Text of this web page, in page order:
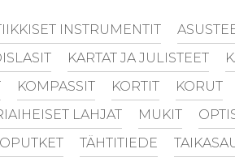
INSTRUMENTIT
KARTAT JA JULISTEET
KOMPASSIT KORTIT KORUT
LAHJAT MUKIT
TÄHTITIEDE